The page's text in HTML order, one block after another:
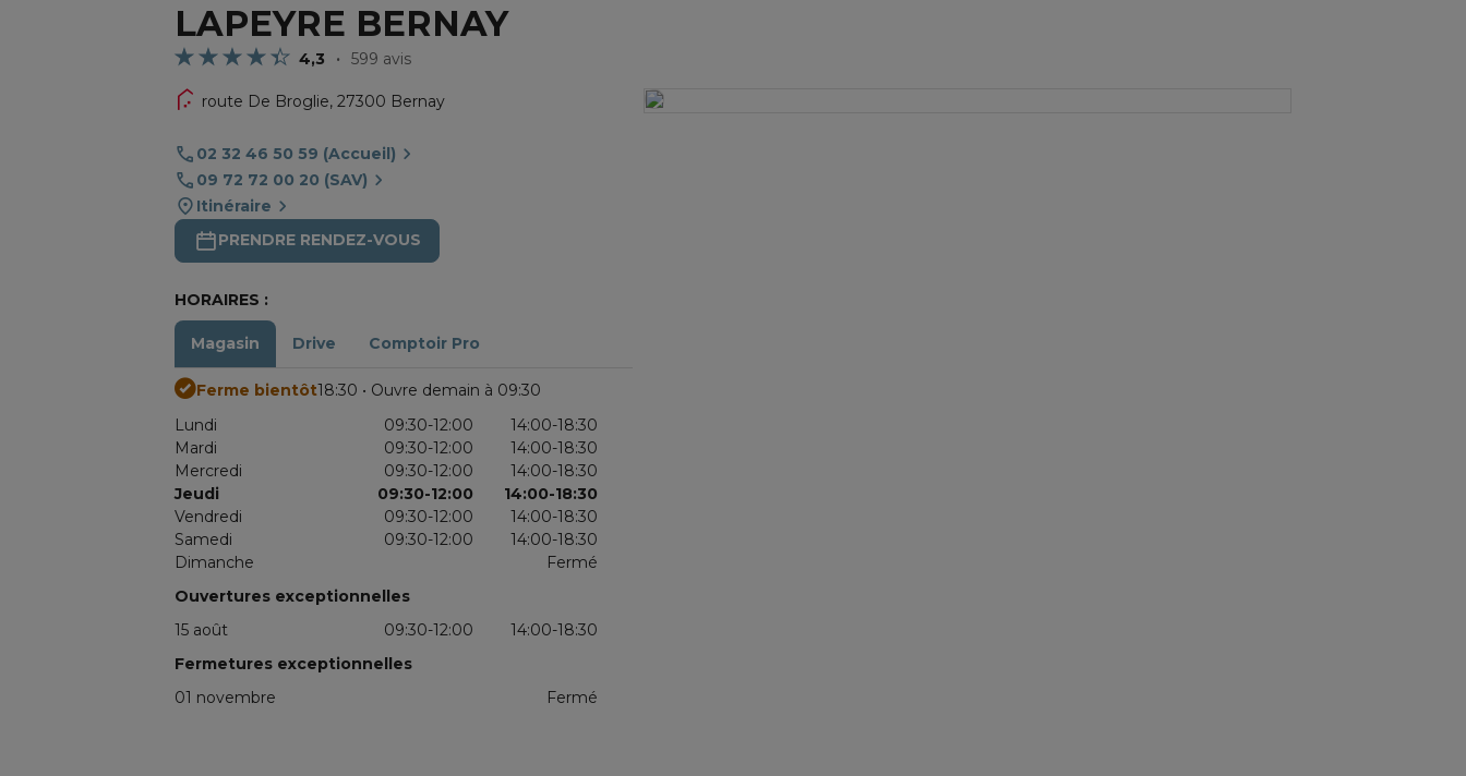
LAPEYRE BERNAY
4,3 599 avis
route De Broglie, 27300 Bernay
02 32 46 50 59 (Accueil)
09 72 72 00 20 (SAV)
Itinéraire
PRENDRE RENDEZ-VOUS
HORAIRES :
Magasin Drive Comptoir Pro
Ferme bientôt18:30 • Ouvre demain à 09:30
Lundi
09:30-12:00
14:00-18:30
Mardi
09:30-12:00
14:00-18:30
Mercredi
09:30-12:00
14:00-18:30
Jeudi
09:30-12:00
14:00-18:30
Vendredi
09:30-12:00
14:00-18:30
Samedi
09:30-12:00
14:00-18:30
Dimanche
Fermé
Ouvertures exceptionnelles
15 août
09:30-12:00
14:00-18:30
Fermetures exceptionnelles
01 novembre
Fermé